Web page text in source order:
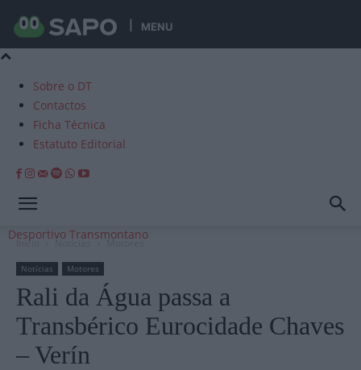
MENU
Sobre o DT
Contactos
Ficha Técnica
Estatuto Editorial
Desportivo Transmontano
Início Notícias Motores
Notícias Motores
Rali da Água passa a
Transbérico Eurocidade Chaves
– Verín